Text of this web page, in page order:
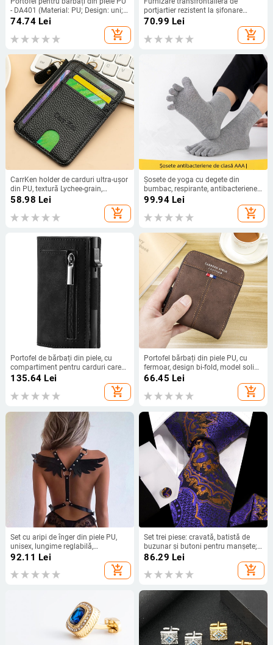
- DA401 (Material: PU; Design: uni;
Căptușeală: din piele sintetică;
74.74Lei
add_shopping_cart
portjartier rezistent la șifonare
pentru cămașă bărbătească
europeană și americană, cu 3
clipsuri, bară Y de 2,5 cm
70.99 Lei
add_shopping_cart
CarrKen holder de carduri ultra-ușor
din PU, textură Lychee-grain,
căptușeală din poliester
58.98 Lei
add_shopping_cart
Șosete de yoga cu degete din
bumbac, respirante, antibacteriene,
absorbante de transpirație,
anotimpuri
99.94Lei
add_shopping_cart
Portofel de bărbați din piele, cu
compartiment pentru carduri care
iese automat, protecție RFID, ultra-
subțire, căptușeală din piele de
vacă
135.64 Lei
add_shopping_cart
Portofel bărbați din piele PU, cu
fermoar, design bi-fold, model solid,
Primăvara 2025
66.45 Lei
add_shopping_cart
Set cu aripi de înger din piele PU,
unisex, lungime reglabilă,
primăvara 2023
92.11 Lei
add_shopping_cart
Set trei piese: cravată, batistă de
buzunar și butoni pentru manșete;
fire din poliester; țesătură jacquard;
finisaj cu electroplating cupru;
detaliu de design: fir negru-auriu
86.29 Lei
add_shopping_cart